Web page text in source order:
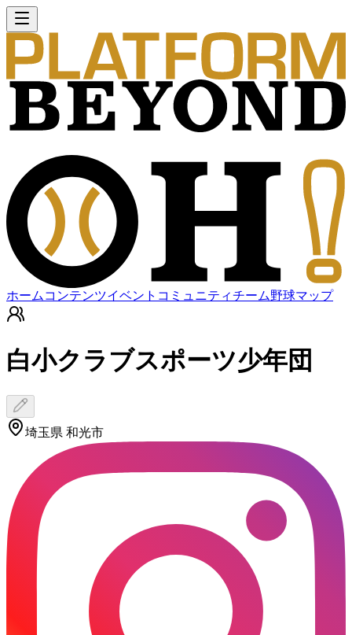
ホーム コンテンツイベント コミュニティチーム野球マップ
白小クラブスポーツ少年団
埼玉県 和光市